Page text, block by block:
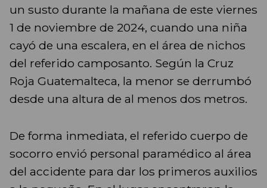
un susto durante la mañana de este viernes
1 de noviembre de 2024, cuando una niña
cayó de una escalera, en el área de nichos
del referido camposanto. Según la Cruz
Roja Guatemalteca, la menor se derrumbó
desde una altura de al menos dos metros.
De forma inmediata, el referido cuerpo de
socorro envió personal paramédico al área
del accidente para dar los primeros auxilios